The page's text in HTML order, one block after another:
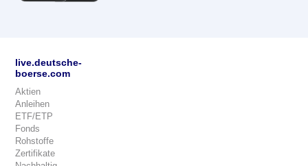
live.deutsche-
boerse.com
Aktien
Anleihen
ETF/ETP
Fonds
Rohstoffe
Zertifikate